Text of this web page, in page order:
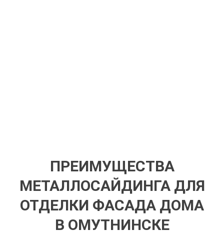
ПРЕИМУЩЕСТВА
МЕТАЛЛОСАЙДИНГА ДЛЯ
ОТДЕЛКИ ФАСАДА ДОМА
В ОМУТНИНСКЕ